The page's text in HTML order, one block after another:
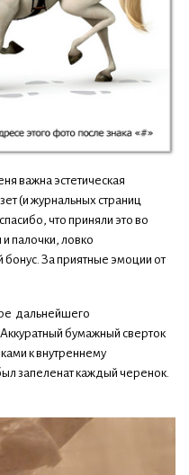
важна эстетическая
(и журнальных страниц
что приняли это во
палочки, ловко
За приятные эмоции от
дальнейшего
бумажный сверток
к внутреннему
запеленат каждый черенок.